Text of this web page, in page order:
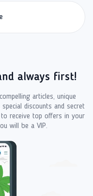
always first!
articles, unique
discounts and secret
receive top offers in your
will be a VIP.